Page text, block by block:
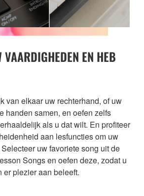
VAARDIGHEDEN EN HEB
van elkaar uw rechterhand, of uw
handen samen, en oefen zelfs
als u dat wilt. En profiteer
aan lesfuncties om uw
uw favoriete song uit de
Songs en oefen deze, zodat u
er plezier aan beleeft.